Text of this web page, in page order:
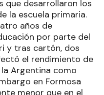
que desarrollaron los
la escuela primaria.
años de
por parte del
y tras cartón, dos
el rendimiento de
Argentina como
en Formosa
menor que en el